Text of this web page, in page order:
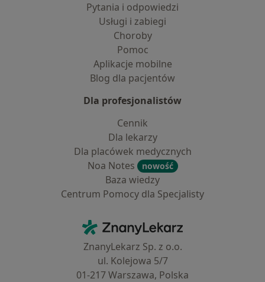
Pytania i odpowiedzi
Usługi i zabiegi
Choroby
Pomoc
Aplikacje mobilne
Blog dla pacjentów
Dla profesjonalistów
Cennik
Dla lekarzy
Dla placówek medycznych
Noa Notes
nowość
Baza wiedzy
Centrum Pomocy dla Specjalisty
ZnanyLekarz - Strona główna
ZnanyLekarz Sp. z o.o.
ul. Kolejowa 5/7
01-217 Warszawa, Polska